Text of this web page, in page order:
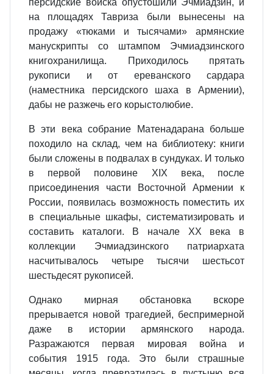
персидские войска опустошили Эчмиадзин, и
на площадях Тавриза были вынесены на
продажу «тюками и тысячами» армянские
манускрипты со штампом Эчмиадзинского
книгохранилища. Приходилось прятать
рукописи и от ереванского сардара
(наместника персидского шаха в Армении),
дабы не разжечь его корыстолюбие.
В эти века собрание Матенадарана больше
походило на склад, чем на библиотеку: книги
были сложены в подвалах в сундуках. И только
в первой половине XIX века, после
присоединения части Восточной Армении к
России, появилась возможность поместить их
в специальные шкафы, систематизировать и
составить каталоги. В начале XX века в
коллекции Эчмиадзинского патриархата
насчитывалось четыре тысячи шестьсот
шестьдесят рукописей.
Однако мирная обстановка вскоре
прерывается новой трагедией, беспримерной
даже в истории армянского народа.
Разражаются первая мировая война и
события 1915 года. Это были страшные